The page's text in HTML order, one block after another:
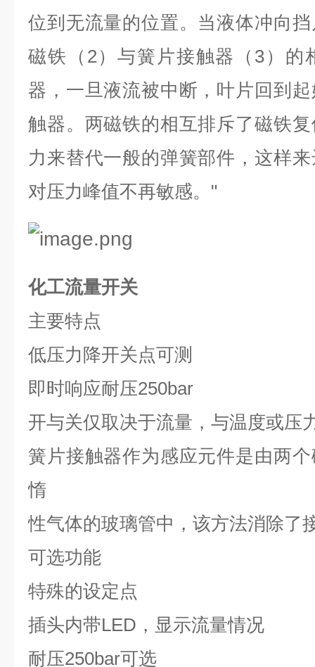
位到无流量的位置。当液体冲向
磁铁（ 2）与簧片接触器（ 3 ）的
器，一旦液流被中断，叶片回到
触器。两磁铁的相互排斥了磁铁
力来替代一般的弹簧部件，这样
对压力峰值不再敏感。 "
化工流量开关
主要特点
低压力降开关点可测
即时响应耐压250bar
开与关仅取决于流量，与温度或压
簧片接触器作为感应元件是由两
惰
性气体的玻璃管中，该方法消除了
可选功能
特殊的设定点
插头内带LED ，显示流量情况
耐压250bar可选